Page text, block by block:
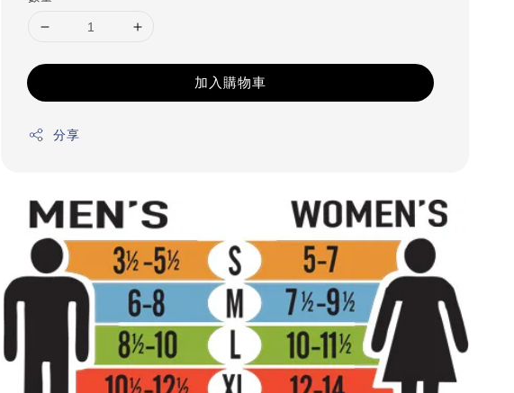
加入購物車
分享